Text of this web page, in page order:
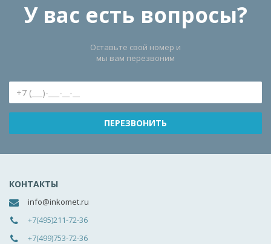
У вас есть вопросы?
Оставьте свой номер и
мы вам перезвоним
КОНТАКТЫ
info@inkomet.ru
+7(495)211-72-36
+7(499)753-72-36